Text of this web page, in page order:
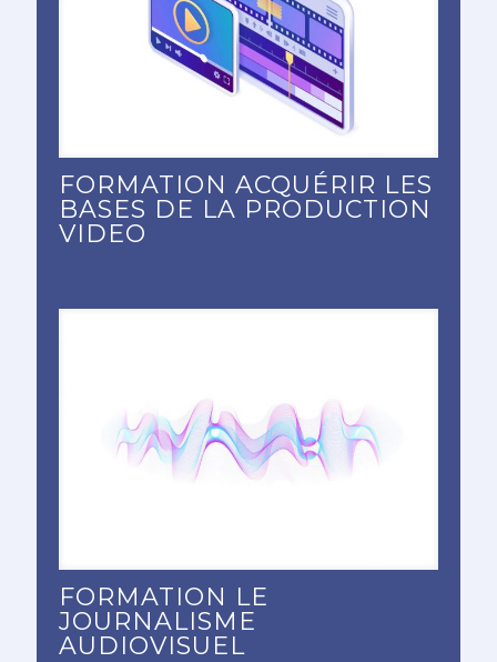
FORMATION ACQUÉRIR LES
BASES DE LA PRODUCTION
VIDEO
FORMATION LE
JOURNALISME
AUDIOVISUEL